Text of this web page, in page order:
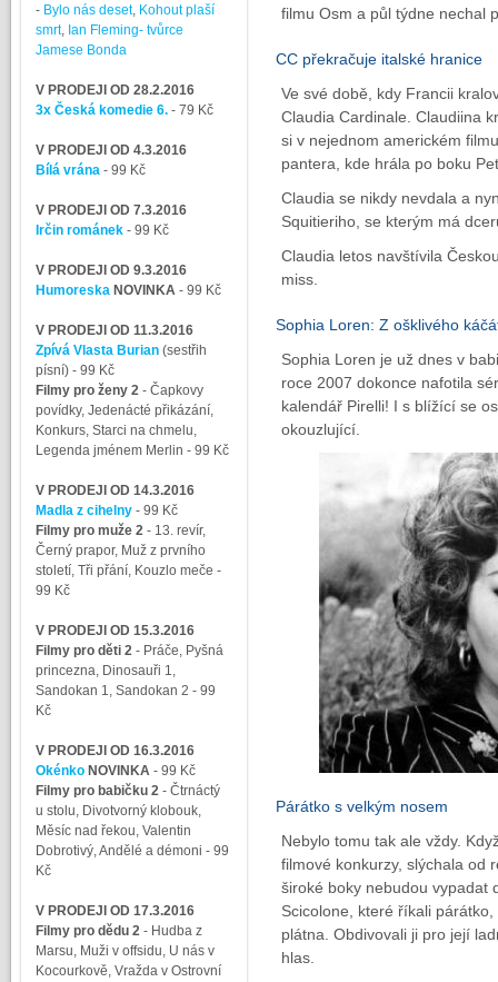
- Bylo nás deset, Kohout plaší
smrt, Ian Fleming- tvůrce
Jamese Bonda
V PRODEJI OD 28.2.2016
3x Česká komedie 6. - 79 Kč
V PRODEJI OD 4.3.2016
Bílá vrána- 99 Kč
V PRODEJI OD 7.3.2016
Irčin románek - 99 Kč
V PRODEJI OD 9.3.2016
HumoreskaNOVINKA - 99 Kč
V PRODEJI OD 11.3.2016
Zpívá Vlasta Burian (sestřih
písní) - 99 Kč
Filmy pro ženy 2- Čapkovy
povídky, Jedenácté přikázání,
Konkurs, Starci na chmelu,
Legenda jménem Merlin - 99 Kč
V PRODEJI OD 14.3.2016
Madla z cihelny - 99 Kč
Filmy pro muže 2- 13. revír,
Černý prapor, Muž z prvního
století, Tři přání, Kouzlo meče -
99 Kč
V PRODEJI OD 15.3.2016
Filmy pro děti 2- Práče, Pyšná
princezna, Dinosauři 1,
Sandokan 1, Sandokan 2 - 99
Kč
V PRODEJI OD 16.3.2016
Okénko NOVINKA - 99 Kč
Filmy pro babičku 2- Čtrnáctý
u stolu, Divotvorný klobouk,
Měsíc nad řekou, Valentin
Dobrotivý, Andělé a démoni - 99
Kč
V PRODEJI OD 17.3.2016
Filmy pro dědu 2- Hudba z
Marsu, Muži v offsidu, U nás v
Kocourkově, Vražda v Ostrovní
filmu Osm a půl týdne nechal
CC překračuje italské hranice
Ve své době, kdy Francii
Claudia Cardinale. Claudiina
si v nejednom americkém
pantera, kde hrála po boku
Claudia se nikdy nevdala a
Squitieriho, se kterým má
Claudia letos navštívila
miss.
Sophia Loren: Z ošklivého
Sophia Loren je už dnes v
roce 2007 dokonce nafotila
kalendář Pirelli! I s blížící se
okouzlující.
Párátko s velkým nosem
Nebylo tomu tak ale vždy.
filmové konkurzy, slýchala od
široké boky nebudou vypadat
Scicolone, které říkali
plátna. Obdivovali ji pro její
hlas.